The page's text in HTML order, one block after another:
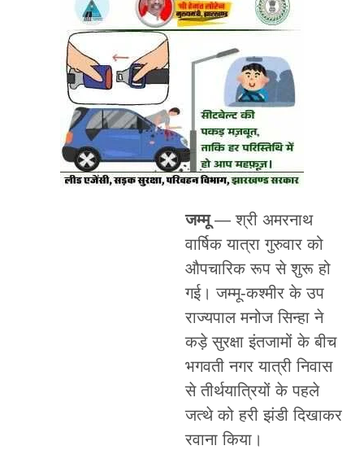
जम्मू— श्री अमरनाथ
वार्षिक यात्रा गुरुवार को
औपचारिक रूप से शुरू हो
गई। जम्मू-कश्मीर के उप
राज्यपाल मनोज सिन्हा ने
कड़े सुरक्षा इंतजामों के बीच
भगवती नगर यात्री निवास
से तीर्थयात्रियों के पहले
जत्थे को हरी झंडी दिखाकर
रवाना किया।